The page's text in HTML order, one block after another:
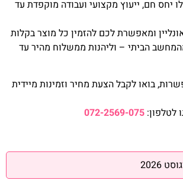
יחס חם, ייעוץ מקצועי ועבודה מוקפדת עד
ומאפשרת לכם להזמין כל מוצר בקלות
הביתי – וליהנות ממשלוח מהיר עד
בואו לקבל הצעת מחיר וזמינות מיידית
לטלפון: 072-2569-075
2026